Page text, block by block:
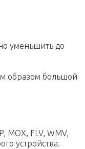
уменьшить до
образом большой
MOX, FLV, WMV,
устройства.